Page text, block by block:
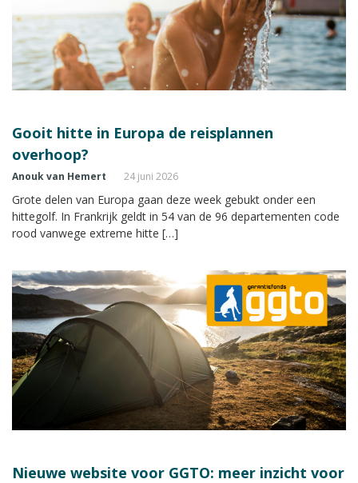
Gooit hitte in Europa de reisplannen
overhoop?
Anouk van Hemert 24 juni 2026
Grote delen van Europa gaan deze week gebukt onder een
hittegolf. In Frankrijk geldt in 54 van de 96 departementen code
rood vanwege extreme hitte […]
Nieuwe website voor GGTO: meer inzicht voor